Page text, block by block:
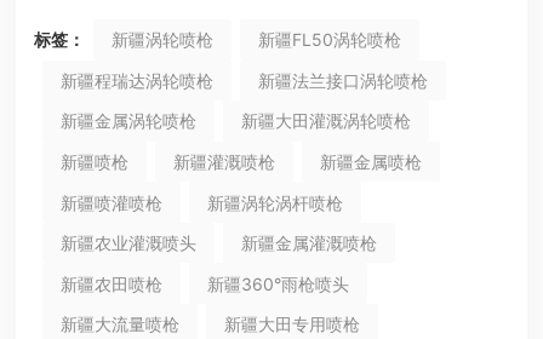
标签： 新疆涡轮喷枪
新疆FL50涡轮喷枪
新疆程瑞达涡轮喷枪
新疆法兰接口涡轮喷枪
新疆金属涡轮喷枪
新疆大田灌溉涡轮喷枪
新疆喷枪
新疆灌溉喷枪
新疆金属喷枪
新疆喷灌喷枪
新疆涡轮涡杆喷枪
新疆农业灌溉喷头
新疆金属灌溉喷枪
新疆农田喷枪
新疆360°雨枪喷头
新疆大流量喷枪
新疆大田专用喷枪